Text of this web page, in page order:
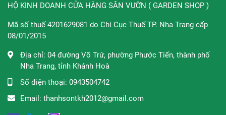
Thương hiệu:
Xuất xứ thương hiệu:
Sản xuất tại: Ý
120ml
***Tác dụng của sản phẩm sẽ khác nhau tùy vào cơ địa
HỘ KINH DOANH CỬA HÀNG SÂN VƯỜN ( GARDEN SHOP )
Mã số thuế 4201629081 do Chi Cục Thuế TP. Nha Trang cấp
08/01/2015
Địa chỉ: 04 đường Võ Trứ, phường Phước Tiến, thành phố
Nha Trang, tỉnh Khánh Hoà
Số điện thoại: 0943504742
Email: thanhsontkh2012@gmail.com